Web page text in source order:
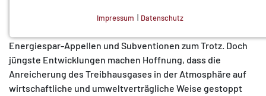
internationalen Klimaschutzkonferenzen, ungezählten
Energiespar-Appellen und Subventionen zum Trotz. Doch
jüngste Entwicklungen machen Hoffnung, dass die
Anreicherung des Treibhausgases in der Atmosphäre auf
wirtschaftliche und umweltverträgliche Weise gestoppt
Technisch notwendig.
Impressum | Datenschutz